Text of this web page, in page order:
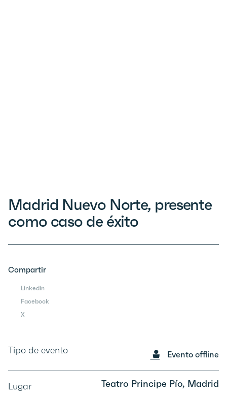
Madrid Nuevo Norte, presente
como caso de éxito
Compartir
Linkedin
Facebook
X
Tipo de evento Evento offline
Lugar Teatro Principe Pío, Madrid